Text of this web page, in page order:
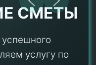
СМЕТЫ
услугу по